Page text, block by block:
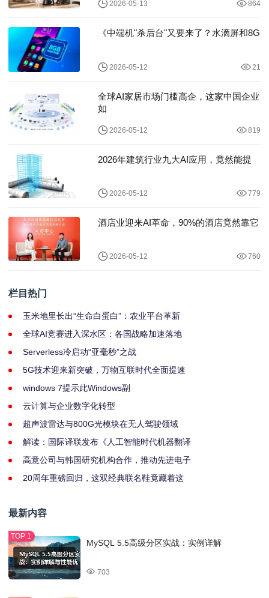
2026-05-13 864
《中端机"杀后台"又要来了？水滴屏和8G
2026-05-12 21
全球AI家居市场门槛高企，这家中国企业
如
2026-05-12 819
2026年建筑行业九大AI应用，竟然能提
2026-05-12 779
酒店业迎来AI革命，90%的酒店竟然靠它
2026-05-12 760
栏目热门
玉米地里长出“生命白蛋白”：农业平台革新
全球AI竞赛进入深水区：各国战略加速落地
Serverless冷启动“亚毫秒”之战
5G技术迎来新突破，万物互联时代全面提速
windows 7提示此Windows副
云计算与企业数字化转型
超声波雷达与800G光模块在无人驾驶领域
解读：国际译联发布《人工智能时代机器翻译
高意公司与韩国研究机构合作，推动先进电子
20周年重磅回归，这双经典联名鞋竟藏着这
最新内容
MySQL 5.5高级分区实战：实例详解
703